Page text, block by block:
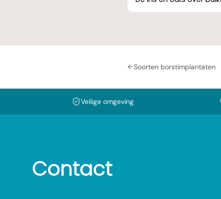
Soorten borstimplantaten
Veilige omgeving
Contact